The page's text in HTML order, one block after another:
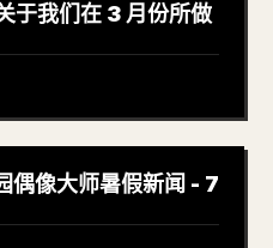
我们在 3 月份所做
偶像大师暑假新闻 - 7